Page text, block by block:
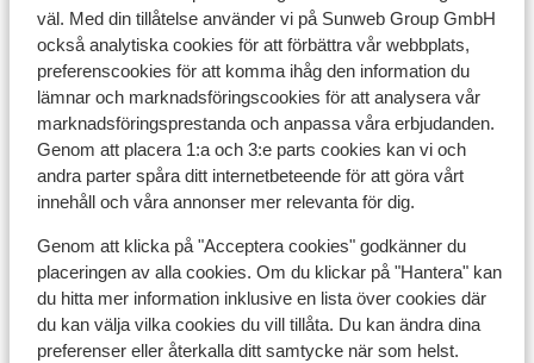
väl. Med din tillåtelse använder vi på Sunweb Group GmbH
också analytiska cookies för att förbättra vår webbplats,
preferenscookies för att komma ihåg den information du
lämnar och marknadsföringscookies för att analysera vår
marknadsföringsprestanda och anpassa våra erbjudanden.
Genom att placera 1:a och 3:e parts cookies kan vi och
andra parter spåra ditt internetbeteende för att göra vårt
innehåll och våra annonser mer relevanta för dig.
Genom att klicka på "Acceptera cookies" godkänner du
placeringen av alla cookies. Om du klickar på "Hantera" kan
du hitta mer information inklusive en lista över cookies där
du kan välja vilka cookies du vill tillåta. Du kan ändra dina
preferenser eller återkalla ditt samtycke när som helst.
Utrustning
Andra boenden i Val di Sole
Monroc Hotel
Hotel Alaska
Holiday Mountain Boutique Hotel